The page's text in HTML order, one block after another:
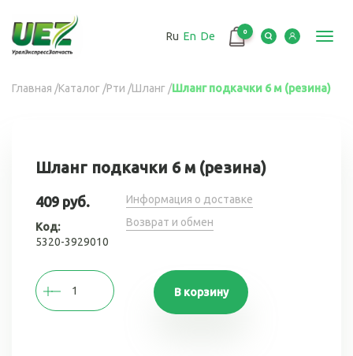
основному
содержанию
Ru En De 0
Вы
Главная /Каталог /Рти /Шланг /Шланг подкачки 6 м (резина)
Шланг подкачки 6 м (резина)
409 руб.
Код:
5320-3929010
Информация о доставке
Возврат и обмен
В корзину